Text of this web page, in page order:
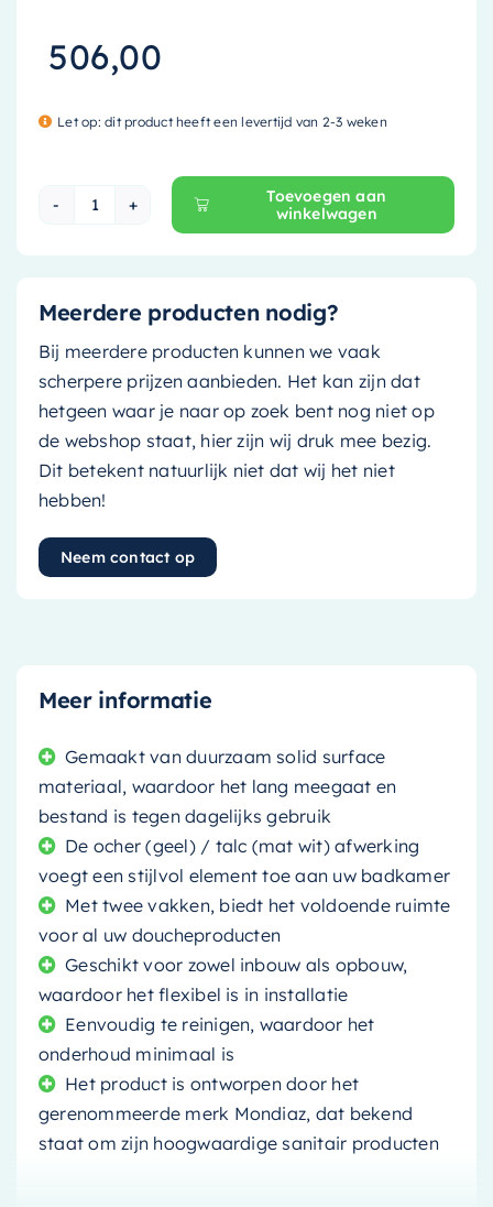
506,00
Let op: dit product heeft een levertijd van 2-3 weken
Mondiaz EASY Nis - 89.5x29.5cm - solid
Toevoegen aan
winkelwagen
Meerdere producten nodig?
Bij meerdere producten kunnen we vaak
scherpere prijzen aanbieden. Het kan zijn dat
hetgeen waar je naar op zoek bent nog niet op
de webshop staat, hier zijn wij druk mee bezig.
Dit betekent natuurlijk niet dat wij het niet
hebben!
Neem contact op
Meer informatie
Gemaakt van duurzaam solid surface
materiaal, waardoor het lang meegaat en
bestand is tegen dagelijks gebruik
De ocher (geel) / talc (mat wit) afwerking
voegt een stijlvol element toe aan uw badkamer
Met twee vakken, biedt het voldoende ruimte
voor al uw doucheproducten
Geschikt voor zowel inbouw als opbouw,
waardoor het flexibel is in installatie
Eenvoudig te reinigen, waardoor het
onderhoud minimaal is
Het product is ontworpen door het
gerenommeerde merk Mondiaz, dat bekend
staat om zijn hoogwaardige sanitair producten